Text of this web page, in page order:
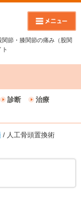
関節・膝関節の痛み（股関
診断
治療
/ 人工骨頭置換術